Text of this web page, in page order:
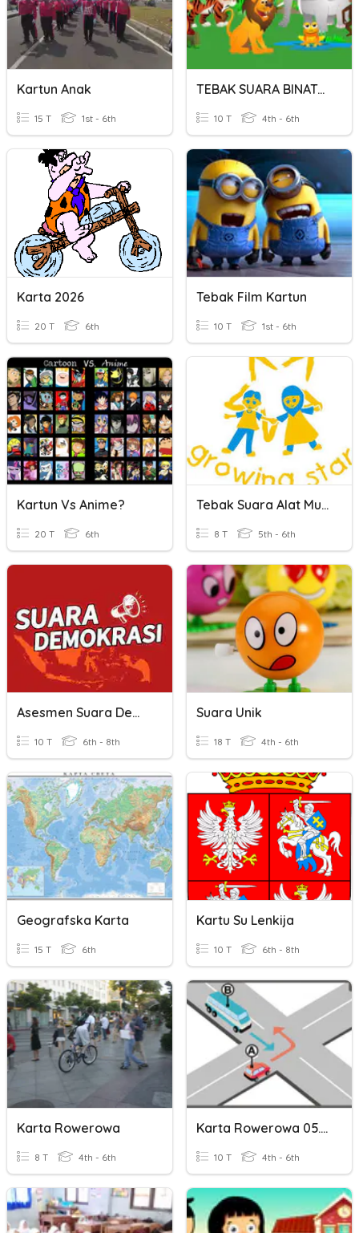
Kartun Anak
15 T 1st - 6th
TEBAK SUARA BINATANG UNTUK PAUD
10 T 4th - 6th
Karta 2026
20 T 6th
Tebak Film Kartun
10 T 1st - 6th
Kartun Vs Anime?
20 T 6th
Tebak Suara Alat Musik
8 T 5th - 6th
Asesmen Suara Demokrasi
10 T 6th - 8th
Suara Unik
18 T 4th - 6th
Geografska Karta
15 T 6th
Kartu Su Lenkija
10 T 6th - 8th
Karta Rowerowa
8 T 4th - 6th
Karta Rowerowa 05.05.2021
10 T 4th - 6th